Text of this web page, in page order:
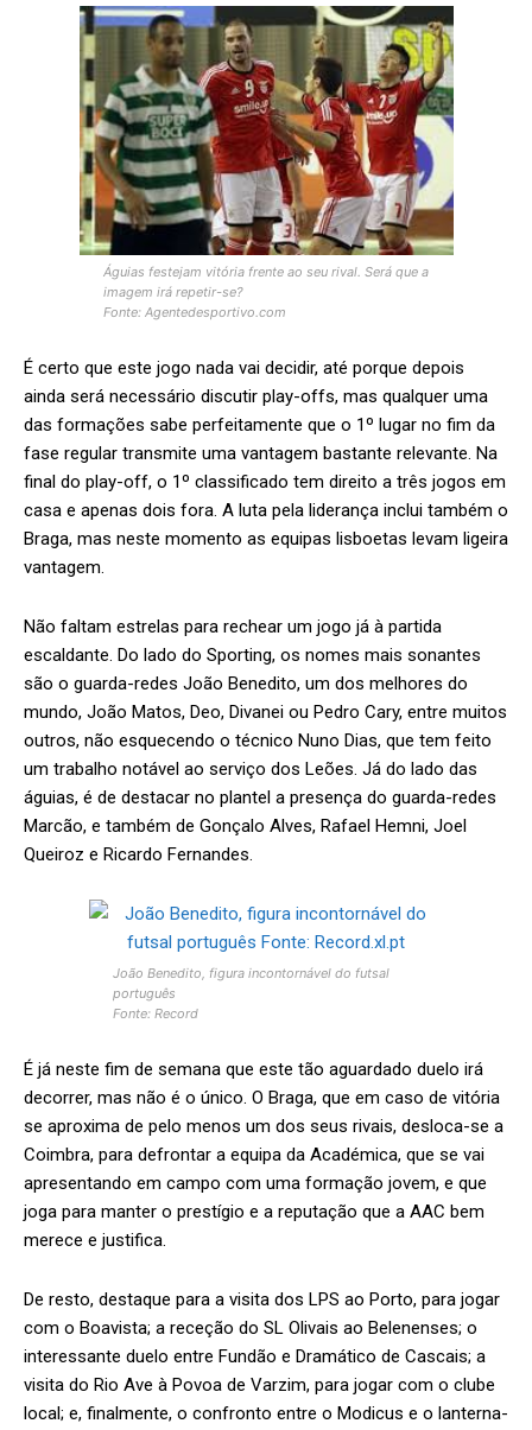
Águias festejam vitória frente ao seu rival. Será que a
imagem irá repetir-se?
Fonte: Agentedesportivo.com
É certo que este jogo nada vai decidir, até porque depois
ainda será necessário discutir play-offs, mas qualquer uma
das formações sabe perfeitamente que o 1º lugar no fim da
fase regular transmite uma vantagem bastante relevante. Na
final do play-off, o 1º classificado tem direito a três jogos em
casa e apenas dois fora. A luta pela liderança inclui também o
Braga, mas neste momento as equipas lisboetas levam ligeira
vantagem.
Não faltam estrelas para rechear um jogo já à partida
escaldante. Do lado do Sporting, os nomes mais sonantes
são o guarda-redes João Benedito, um dos melhores do
mundo, João Matos, Deo, Divanei ou Pedro Cary, entre muitos
outros, não esquecendo o técnico Nuno Dias, que tem feito
um trabalho notável ao serviço dos Leões. Já do lado das
águias, é de destacar no plantel a presença do guarda-redes
Marcão, e também de Gonçalo Alves, Rafael Hemni, Joel
Queiroz e Ricardo Fernandes.
João Benedito, figura incontornável do futsal
português
Fonte: Record
É já neste fim de semana que este tão aguardado duelo irá
decorrer, mas não é o único. O Braga, que em caso de vitória
se aproxima de pelo menos um dos seus rivais, desloca-se a
Coimbra, para defrontar a equipa da Académica, que se vai
apresentando em campo com uma formação jovem, e que
joga para manter o prestígio e a reputação que a AAC bem
merece e justifica.
De resto, destaque para a visita dos LPS ao Porto, para jogar
com o Boavista; a receção do SL Olivais ao Belenenses; o
interessante duelo entre Fundão e Dramático de Cascais; a
visita do Rio Ave à Povoa de Varzim, para jogar com o clube
local; e, finalmente, o confronto entre o Modicus e o lanterna-